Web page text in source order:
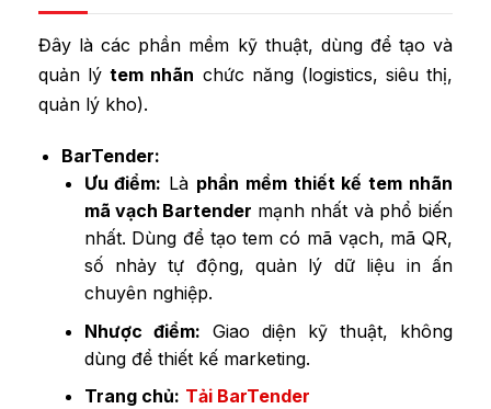
Đây là các phần mềm kỹ thuật, dùng để tạo và
quản lýtem nhãn chức năng (logistics, siêu thị,
quản lý kho).
BarTender:
Ưu điểm: Là phần mềm thiết kế tem nhãn
mã vạch Bartender mạnh nhất và phổ biến
nhất. Dùng để tạo tem có mã vạch, mã QR,
số nhảy tự động, quản lý dữ liệu in ấn
chuyên nghiệp.
Nhược điểm: Giao diện kỹ thuật, không
dùng để thiết kế marketing.
Trang chủ: Tải BarTender